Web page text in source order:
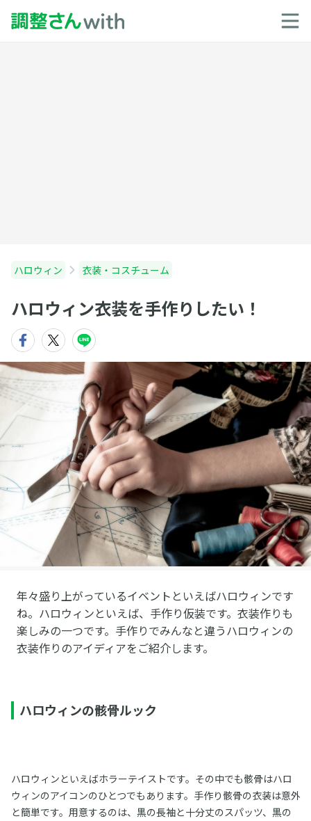
ハロウィン 衣装・コスチューム
ハロウィン衣装を手作りしたい！
年々盛り上がっているイベントといえばハロウィンです
ね。ハロウィンといえば、手作り仮装です。衣装作りも
楽しみの一つです。手作りでみんなと違うハロウィンの
衣装作りのアイディアをご紹介します。
ハロウィンの骸骨ルック
ハロウィンといえばホラーテイストです。その中でも骸骨はハロ
ウィンのアイコンのひとつでもあります。手作り骸骨の衣装は意外
と簡単です。用意するのは、黒の長袖と十分丈のスパッツ、黒の